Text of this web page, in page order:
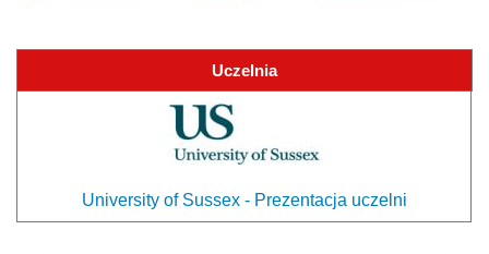
Uczelnia
University of Sussex - Prezentacja uczelni